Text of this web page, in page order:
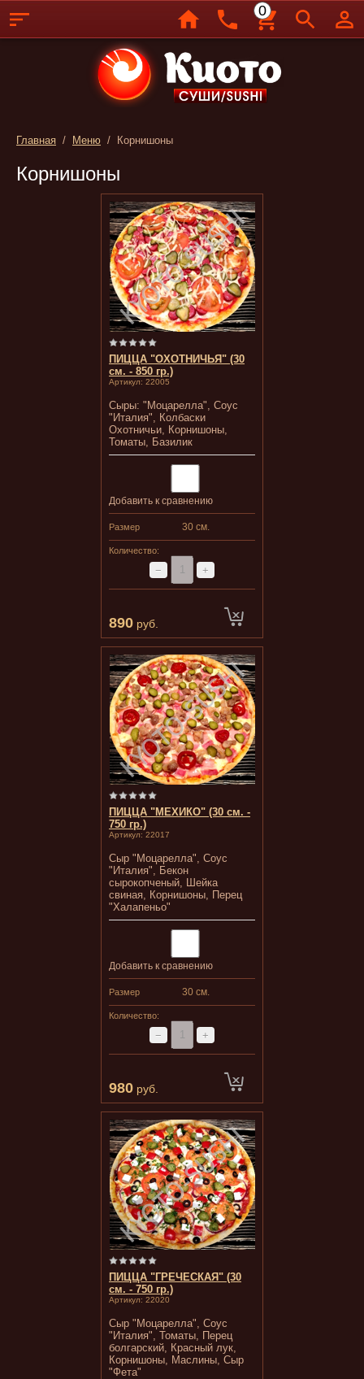
Главная / Меню / Корнишоны
Корнишоны
ПИЦЦА "ОХОТНИЧЬЯ" (30
см. - 850 гр.)
Артикул: 22005
Сыры: "Моцарелла", Соус
"Италия", Колбаски
Охотничьи, Корнишоны,
Томаты, Базилик
Добавить к сравнению
Размер 30 см.
Количество:
− +
890 руб.
ПИЦЦА "МЕХИКО" (30 см. -
750 гр.)
Артикул: 22017
Сыр "Моцарелла", Соус
"Италия", Бекон
сырокопченый, Шейка
свиная, Корнишоны, Перец
"Халапеньо"
Добавить к сравнению
Размер 30 см.
Количество:
− +
980 руб.
ПИЦЦА "ГРЕЧЕСКАЯ" (30
см. - 750 гр.)
Артикул: 22020
Сыр "Моцарелла", Соус
"Италия", Томаты, Перец
болгарский, Красный лук,
Корнишоны, Маслины, Сыр
"Фета"
0